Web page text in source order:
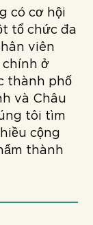
có cơ hội
tổ chức đa
viên
chính ở
thành phố
và Châu
tôi tìm
cộng
thành